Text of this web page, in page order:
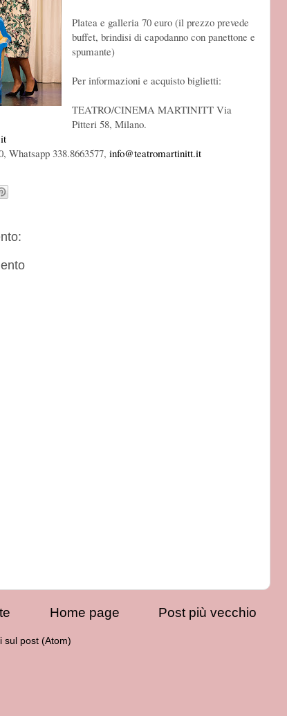
Platea e galleria 70 euro (il prezzo prevede
buffet, brindisi di capodanno con panettone e
spumante)
Per informazioni e acquisto biglietti:
TEATRO/CINEMA MARTINITT Via
Pitteri 58, Milano.
Whatsapp 338.8663577, info@teatromartinitt.it
Post più vecchio
Home page
sul post (Atom)